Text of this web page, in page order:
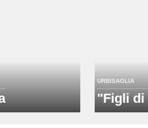
URBISAGLIA
"Figli di